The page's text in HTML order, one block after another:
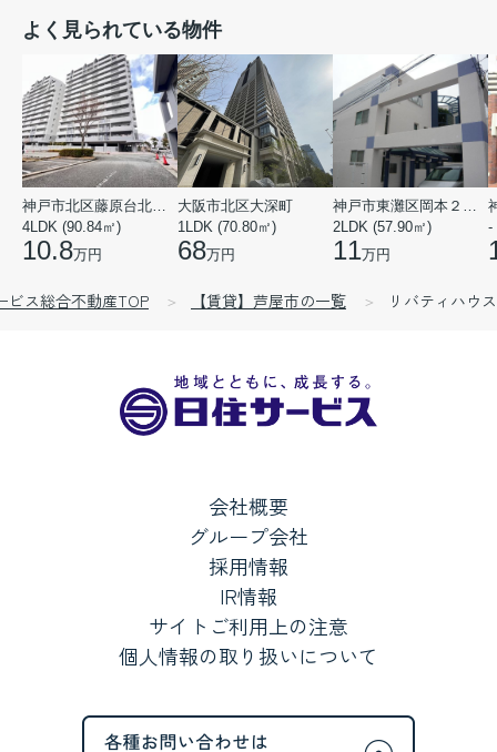
よく見られている物件
神戸市北区藤原台北町５丁目
4LDK (90.84㎡)
10.8万円
大阪市北区大深町
1LDK (70.80㎡)
68万円
神戸市東灘区岡本２丁目
2LDK (57.90㎡)
11万円
-
ビス総合不動産TOP 【賃貸】芦屋市の一覧 リバティハウス
会社概要
グループ会社
採用情報
IR情報
サイトご利用上の注意
個人情報の取り扱いについて